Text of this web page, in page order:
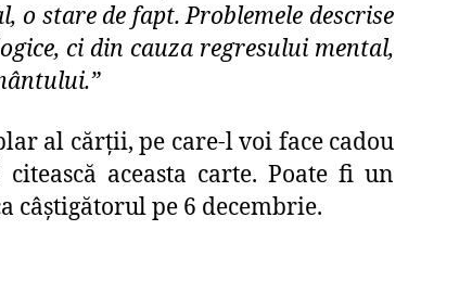
stare de fapt. Problemele descrise
ci din cauza regresului mental,
al cărții, pe care-l voi face cadou
aceasta carte. Poate fi un
câștigătorul pe 6 decembrie.